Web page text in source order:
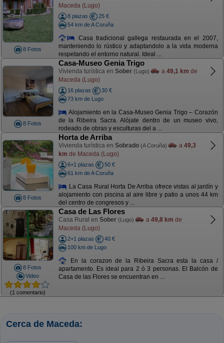
8 Fotos
Maceda (Lugo)
8 plazas
25 €
54 km de A Coruña
Casa tradicional gallega restaurada en el 2007,
manteniendo lo rústico y adaptandolo a la vida moderna
respetando el entorno natural. Ideal ...
8 Fotos
Casa-Museo Genia Trigo
Vivienda turística en Sober (Lugo) a 49,1 km de
Maceda (Lugo)
16 plazas
30 €
73 km de Lugo
Alojamiento en la Casa-Museo Genia Trigo – Corazón
de la Ribeira Sacra. Alójate dentro de un museo vivo,
rodeado de obras y esculturas del a ...
8 Fotos
Horta de Arriba
Vivienda turística en Sobrado (A Coruña) a 49,3
km de Maceda (Lugo)
6+1 plazas
50 €
61 km de A Coruña
La Casa Rural Horta De Arriba ofrece vistas al jardín y
alojamiento con piscina al aire libre y patio a unos 44 km
del centro de congresos y ...
8 Fotos
Video
(1 comentario)
Casa de Las Flores
Casa Rural en Sober (Lugo) a 49,8 km de
Maceda (Lugo)
2+1 plazas
40 €
100 km de Lugo
En la corazon de la Ribeira Sacra esta la casa /
apartamento. Es ideal para 2 ó 3 personas. El Balcón de
Casa de las Flores se encuentran en ...
Cerca de Maceda: